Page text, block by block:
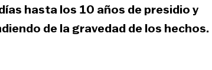
hasta los 10 años de presidio y
de la gravedad de los hechos.